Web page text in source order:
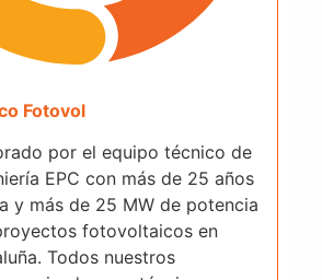
Fotovol
por el equipo técnico de
EPC con más de 25 años
y más de 25 MW de potencia
fotovoltaicos en
Todos nuestros